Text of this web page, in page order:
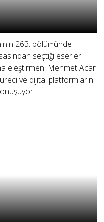
263. bölümünde
seçtiği eserleri
eleştirmeni Mehmet Acar
ve dijital platformların